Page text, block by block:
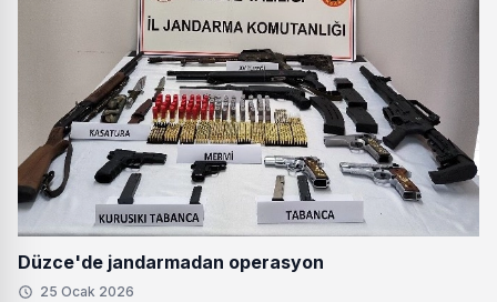
Düzce'de jandarmadan operasyon
25 Ocak 2026